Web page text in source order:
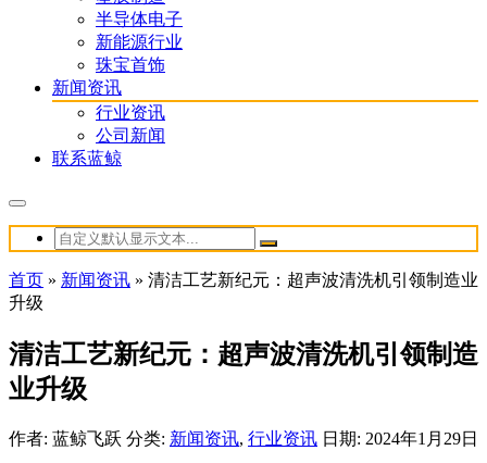
半导体电子
新能源行业
珠宝首饰
新闻资讯
行业资讯
公司新闻
联系蓝鲸
首页 » 新闻资讯 » 清洁工艺新纪元：超声波清洗机引领制造业
升级
清洁工艺新纪元：超声波清洗机引领制造
业升级
作者: 蓝鲸飞跃 分类: 新闻资讯, 行业资讯 日期: 2024年1月29日